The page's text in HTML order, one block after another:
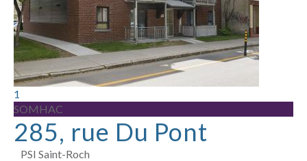
1
SOMHAC
285, rue Du Pont
PSI Saint-Roch